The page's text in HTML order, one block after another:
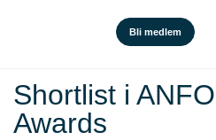
Bli medlem
Shortlist i
Awards